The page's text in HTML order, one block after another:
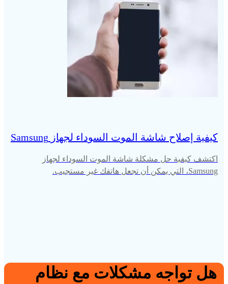
كيفية إصلاح شاشة الموت السوداء لجهاز Samsung
اكتشف كيفية حل مشكلة شاشة الموت السوداء لجهاز
Samsung، التي يمكن أن تجعل هاتفك غير مستجيب.
هل تواجه مشكلات مع نظام